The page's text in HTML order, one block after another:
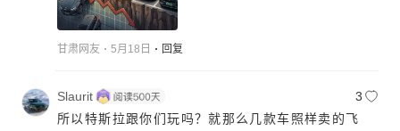
甘肃网友 5月18日 回复
Slaurit
3
所以特斯拉跟你们玩吗？就那么几款车照样卖的飞